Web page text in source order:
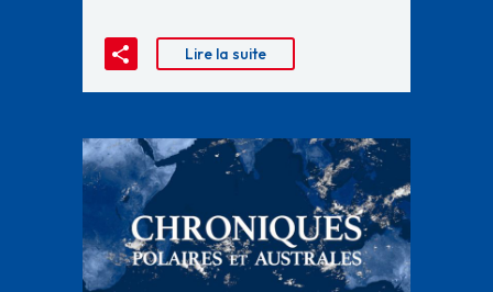
Lire la suite